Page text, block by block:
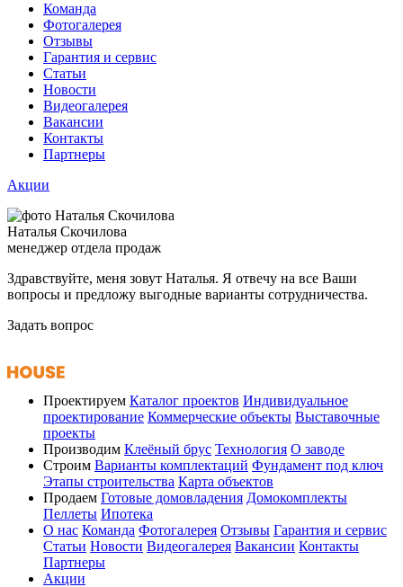
Команда
Фотогалерея
Отзывы
Гарантия и сервис
Статьи
Новости
Видеогалерея
Вакансии
Контакты
Партнеры
Акции
Наталья Скочилова
менеджер отдела продаж
Здравствуйте, меня зовут Наталья. Я отвечу на все Ваши
вопросы и предложу выгодные варианты сотрудничества.
Задать вопрос
Проектируем Каталог проектов Индивидуальное
проектирование Коммерческие объекты Выставочные
проекты
Производим Клеёный брус Технология О заводе
Строим Варианты комплектаций Фундамент под ключ
Этапы строительства Карта объектов
Продаем Готовые домовладения Домокомплекты
Пеллеты Ипотека
О нас Команда Фотогалерея Отзывы Гарантия и сервис
Статьи Новости Видеогалерея Вакансии Контакты
Партнеры
Акции